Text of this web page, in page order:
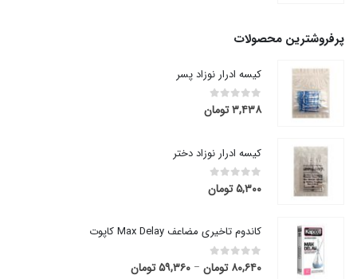
پرفروشترین محصولات
کیسه ادرار نوزاد پسر
0
out of 5
۳,۴۳۸تومان
کیسه ادرار نوزاد دختر
۵,۳۰۰تومان
کاندوم تاخیری مضاعف Max Delay کاپوت
0
out of 5
۸۰,۶۴۰ تومان – ۵۹,۳۶۰تومانقیمت